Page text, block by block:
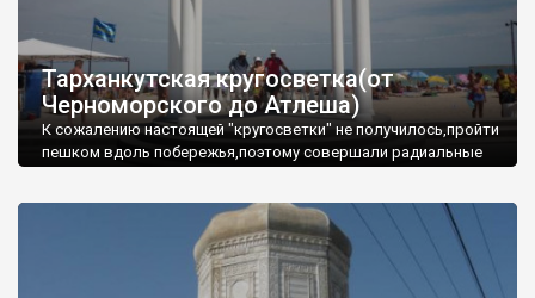
Тарханкутская кругосветка(от
Черноморского до Атлеша)
К сожалению настоящей "кругосветки" не получилось,пройти
пешком вдоль побережья,поэтому совершали радиальные